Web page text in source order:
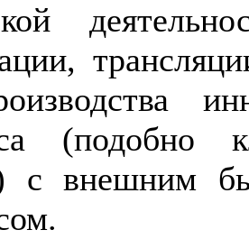
(подобно
с внешним